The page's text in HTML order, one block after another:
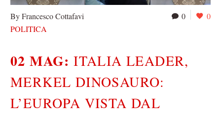
0 0
By Francesco Cottafavi
POLITICA
02 MAG:ITALIA LEADER,
MERKEL DINOSAURO:
L’EUROPA VISTA DAL